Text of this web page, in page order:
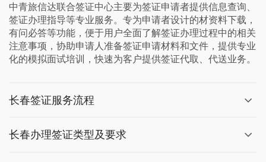
中青旅信达联合签证中心主要为签证申请者提供信息查询、
签证办理指导等专业服务。专为申请者设计的材资料下载，
有问必答等功能，便于用户全面了解签证办理过程中的相关
注意事项，协助申请人准备签证申请材料和文件，提供专业
化的模拟面试培训，快速为客户提供签证代取、代送业务。
长春签证服务流程
长春办理签证类型及要求